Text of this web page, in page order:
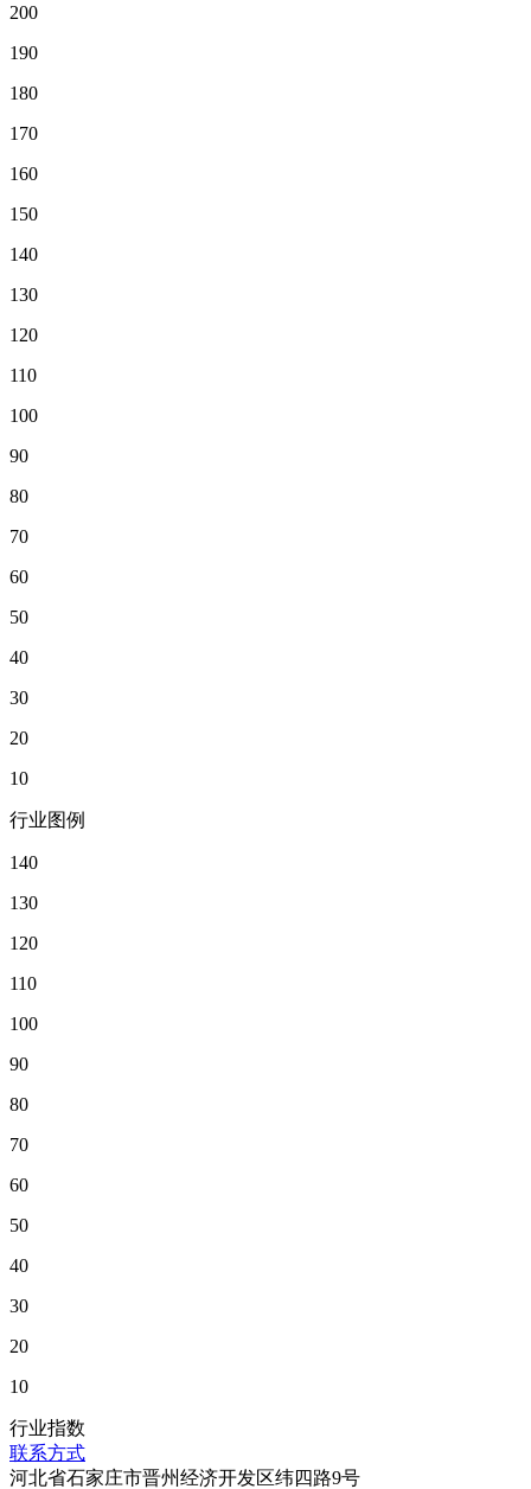
200
190
180
170
160
150
140
130
120
110
100
90
80
70
60
50
40
30
20
10
行业图例
140
130
120
110
100
90
80
70
60
50
40
30
20
10
行业指数
联系方式
河北省石家庄市晋州经济开发区纬四路9号